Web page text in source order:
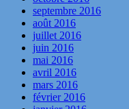
septembre 2016
août 2016
juillet 2016
juin 2016
mai 2016
avril 2016
mars 2016
février 2016